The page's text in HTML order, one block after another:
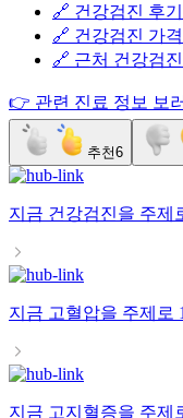
🔗 건강검진 후기
🔗 건강검진 가격
🔗 근처 건강검
👉 관련 진료 정보 보
추천6
지금 건강검진을 주제
지금 고혈압을 주제로
지금 고지혈증을 주제